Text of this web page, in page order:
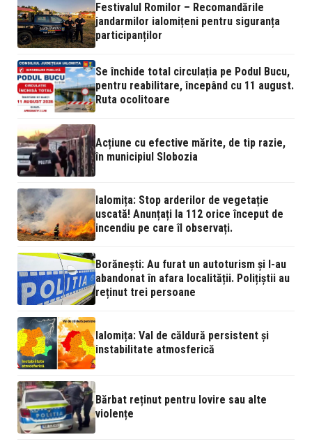
Festivalul Romilor – Recomandările
jandarmilor ialomițeni pentru siguranța
participanților
Se închide total circulația pe Podul Bucu,
pentru reabilitare, începând cu 11 august.
Ruta ocolitoare
Acțiune cu efective mărite, de tip razie,
în municipiul Slobozia
Ialomița: Stop arderilor de vegetație
uscată! Anunțați la 112 orice început de
incendiu pe care îl observați.
Borănești: Au furat un autoturism și l-au
abandonat în afara localității. Polițiștii au
reținut trei persoane
Ialomița: Val de căldură persistent și
instabilitate atmosferică
Bărbat reținut pentru lovire sau alte
violențe